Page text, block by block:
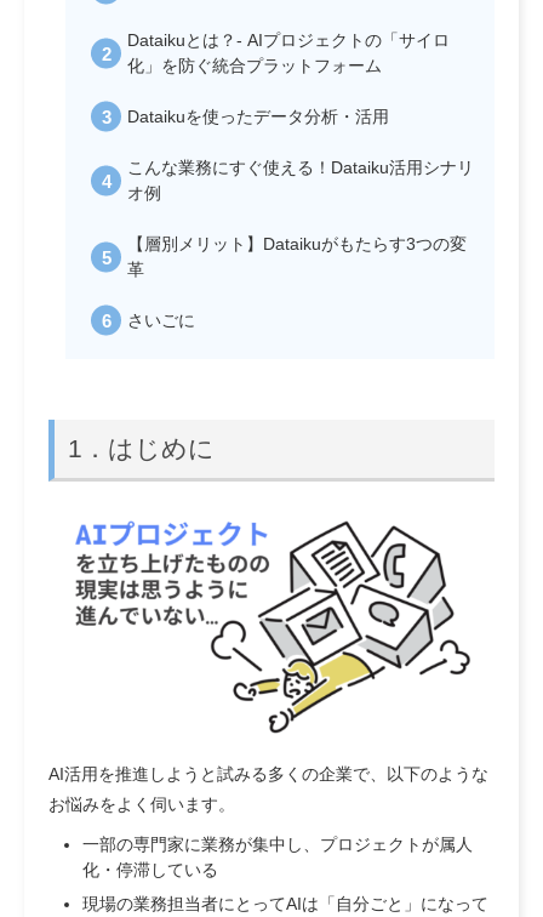
Dataikuとは？- AIプロジェクトの「サイロ
化」を防ぐ統合プラットフォーム
Dataikuを使ったデータ分析・活用
こんな業務にすぐ使える！Dataiku活用シナリ
オ例
【層別メリット】Dataikuがもたらす3つの変
革
さいごに
1．はじめに
AI活用を推進しようと試みる多くの企業で、以下のような
お悩みをよく伺います。
一部の専門家に業務が集中 し、プロジェクトが属人
化・停滞している
現場の業務担当者にとってAIは 「自分ごと」になって